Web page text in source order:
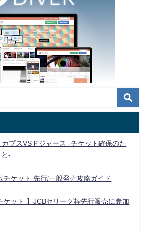
カブスVSドジャース -チケット確保のた
と-
チケット 先行/一般発売攻略ガイド
ケット 】JCBセリーグ枠先行販売に参加